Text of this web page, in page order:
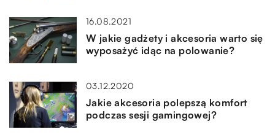
16.08.2021
W jakie gadżety i akcesoria warto się
wyposażyć idąc na polowanie?
03.12.2020
Jakie akcesoria polepszą komfort
podczas sesji gamingowej?